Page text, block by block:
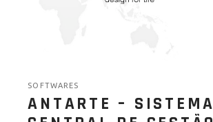
SOFTWARES
ANTARTE – SISTEMA